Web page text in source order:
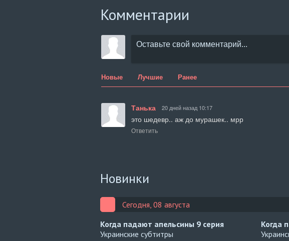
Комментарии
Новые Лучшие Ранее
Танька 20 дней назад 10:17
это шедевр.. аж до мурашек.. мрр
Ответить
Новинки
Сегодня, 08 августа
Когда падают апельсины 9 серия
Украинские субтитры
Когда